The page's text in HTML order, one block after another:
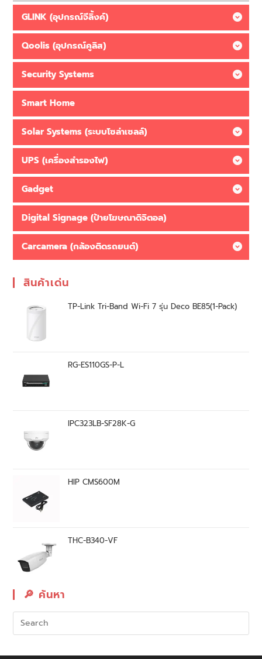
GLINK (อุปกรณ์จีลิ้งค์)
Qoolis (อุปกรณ์คูลิส)
Security Systems
Smart Home
Solar Systems (ระบบโซล่าเซลล์)
UPS (เครื่องสำรองไฟ)
Gadget
Digital Signage (ป้ายโฆษณาดิจิตอล)
Carcamera (กล้องติดรถยนต์)
สินค้าเด่น
TP-Link Tri-Band Wi-Fi 7 รุ่น Deco BE85(1-Pack)
RG-ES110GS-P-L
IPC323LB-SF28K-G
HIP CMS600M
THC-B340-VF
🔎︎ ค้นหา